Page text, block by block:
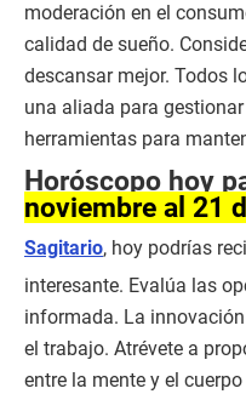
moderación en el
calidad de sueño.
descansar mejor. Todos
una aliada para
herramientas para
Horóscopo hoy
noviembre al 21
Sagitario, hoy podrías
interesante. Evalúa las
informada. La
el trabajo. Atrévete a
entre la mente y el